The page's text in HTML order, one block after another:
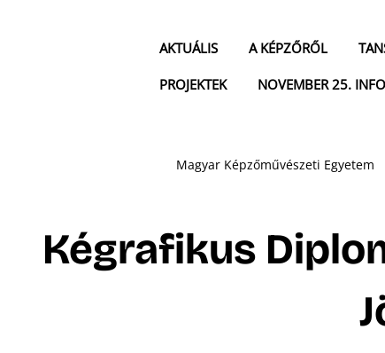
AKTUÁLIS A KÉPZŐRŐL
PROJEKTEK
NOVEMBER 25. INFO
Magyar Képzőművészeti Egyetem
Kégrafikus